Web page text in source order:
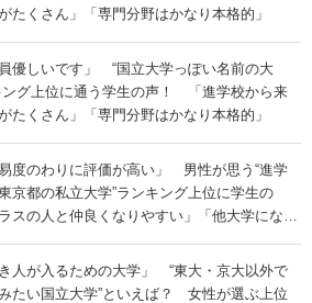
たくさん」「専門分野はかなり本格的」
員優しいです」 “国立大学っぽい名前の大
ング上位に通う学生の声！ 「進学校から来
たくさん」「専門分野はかなり本格的」
易度のわりに評価が高い」 男性が思う“進学
京都の私立大学”ランキング上位に学生の
スの人と仲良くなりやすい」「他大学にない
き人が入るための大学」 “東大・京大以外で
たい国立大学”といえば？ 女性が選ぶ上位